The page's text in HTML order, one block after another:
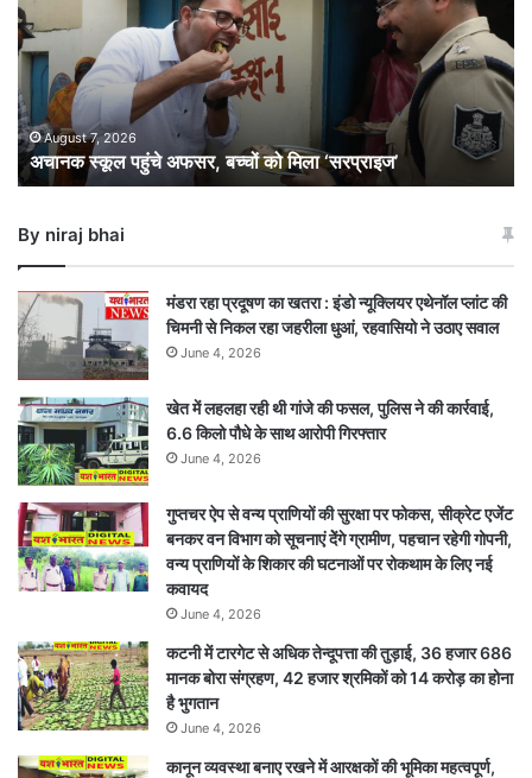
अफसर,
बच्चों
को
मिला
‘सरप्राइज’
August 7, 2026
अचानक स्कूल पहुंचे अफसर, बच्चों को मिला ‘सरप्राइज’
By niraj bhai
मंडरा रहा प्रदूषण का खतरा : इंडो न्यूक्लियर एथेनॉल प्लांट की
चिमनी से निकल रहा जहरीला धुआं, रहवासियो ने उठाए सवाल
June 4, 2026
खेत में लहलहा रही थी गांजे की फसल, पुलिस ने की कार्रवाई,
6.6 किलो पौधे के साथ आरोपी गिरफ्तार
June 4, 2026
गुप्तचर ऐप से वन्य प्राणियों की सुरक्षा पर फोकस, सीक्रेट एजेंट
बनकर वन विभाग को सूचनाएं देेंगे ग्रामीण, पहचान रहेगी गोपनी,
वन्य प्राणियों के शिकार की घटनाओं पर रोकथाम के लिए नई
कवायद
June 4, 2026
कटनी में टारगेट से अधिक तेन्दूपत्ता की तुड़ाई, 36 हजार 686
मानक बोरा संग्रहण, 42 हजार श्रमिकों को 14 करोड़ का होना
है भुगतान
June 4, 2026
कानून व्यवस्था बनाए रखने में आरक्षकों की भूमिका महत्वपूर्ण,